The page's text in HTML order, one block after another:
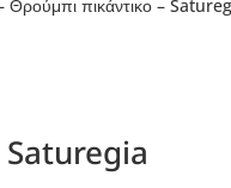
Θρούμπι πικάντικο –
Saturegia